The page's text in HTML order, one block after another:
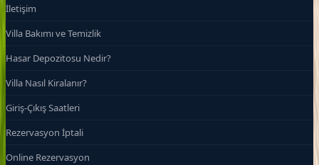
İletişim
Villa Bakımı ve Temizlik
Hasar Depozitosu Nedir?
Villa Nasıl Kiralanır?
Giriş-Çıkış Saatleri
Rezervasyon İptali
Online Rezervasyon